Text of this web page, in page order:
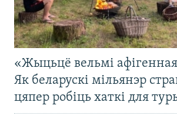
«Жыцьцё вельмі
Як беларускі мільянэр
цяпер робіць хаткі для